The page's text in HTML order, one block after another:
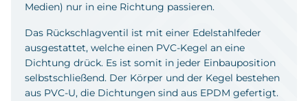
Medien) nur in eine Richtung passieren.
Das Rückschlagventil ist mit einer Edelstahlfeder
ausgestattet, welche einen PVC-Kegel an eine
Dichtung drück. Es ist somit in jeder Einbauposition
selbstschließend. Der Körper und der Kegel bestehen
aus PVC-U, die Dichtungen sind aus EPDM gefertigt.